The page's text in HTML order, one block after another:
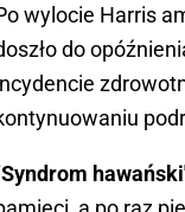
wylocie Harris
do